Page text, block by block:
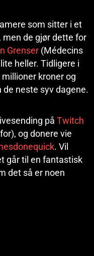
som sitter i et
men de gjør dette for
Grenser (Médecins
heller. Tidligere i
kroner og
neste syv dagene.
på Twitch
og donere vie
. Vil
går til en fantastisk
det så er noen